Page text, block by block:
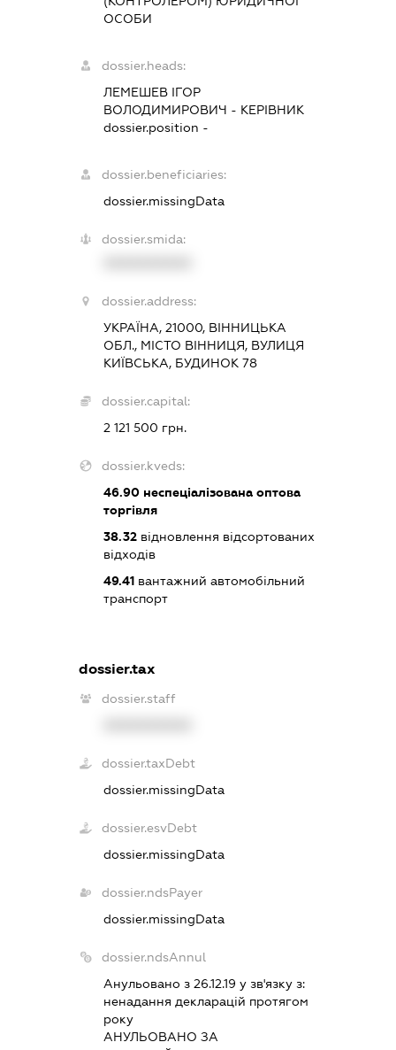
ОСОБИ
dossier.heads:
ЛЕМЕШЕВ ІГОР
ВОЛОДИМИРОВИЧ - КЕРІВНИК
dossier.position -
dossier.beneficiaries:
dossier.missingData
dossier.smida:
dossier.address:
УКРАЇНА, 21000, ВІННИЦЬКА
ОБЛ., МІСТО ВІННИЦЯ, ВУЛИЦЯ
КИЇВСЬКА, БУДИНОК 78
dossier.capital:
2 121 500 грн.
dossier.kveds:
46.90неспеціалізована оптова
торгівля
38.32відновлення відсортованих
відходів
49.41вантажний автомобільний
транспорт
dossier.tax
dossier.staff
dossier.taxDebt
dossier.missingData
dossier.esvDebt
dossier.missingData
dossier.ndsPayer
dossier.missingData
dossier.ndsAnnul
Анульовано з 26.12.19 у зв'язку з:
ненадання декларацiй протягом
року
АНУЛЬОВАНО ЗА